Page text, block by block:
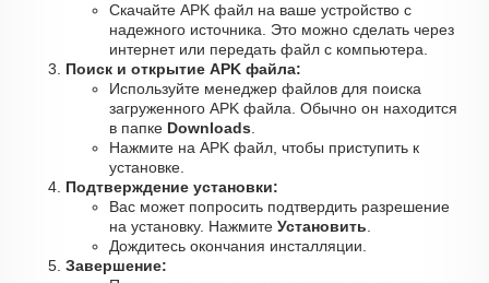
Скачайте APK файл на ваше устройство с
надежного источника. Это можно сделать через
интернет или передать файл с компьютера.
Поиск и открытие APK файла:
Используйте менеджер файлов для поиска
загруженного APK файла. Обычно он находится
в папке Downloads
Нажмите на APK файл, чтобы приступить к
установке.
Подтверждение установки:
Вас может попросить подтвердить разрешение
на установку. Нажмите Установить
Дождитесь окончания инсталляции.
Завершение: